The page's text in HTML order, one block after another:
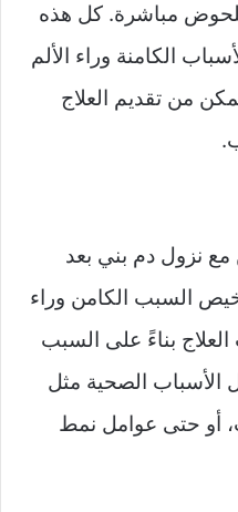
للحوض مباشرة. كل هذه
الكامنة وراء الألم
من تقديم العلاج
نزول دم بني بعد
السبب الكامن وراء
بناءً على السبب
الأسباب الصحية مثل
أو حتى عوامل نمط